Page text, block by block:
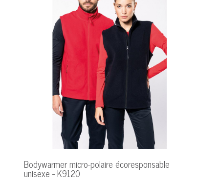
Bodywarmer micro-polaire écoresponsable
unisexe - K9120